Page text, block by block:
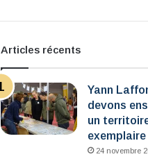
Articles récents
Yann
devons
un
exemplaire
24 novembre